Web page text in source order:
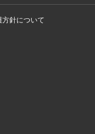
針について